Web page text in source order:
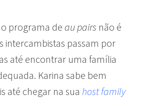
programa de au pairs não é
intercambistas passam por
até encontrar uma família
Karina sabe bem
até chegar na sua host family